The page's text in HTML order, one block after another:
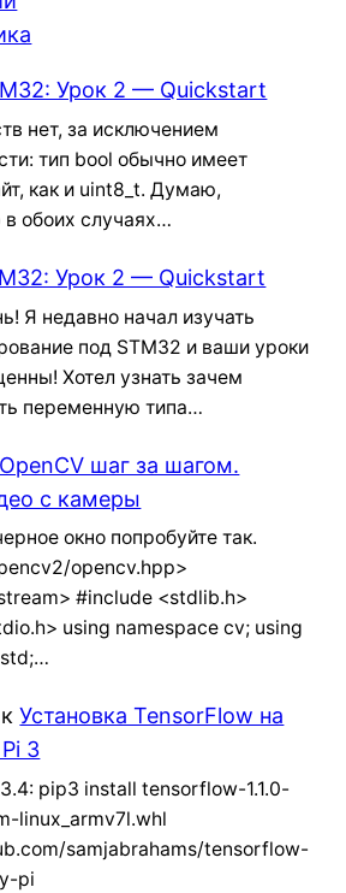
Урок 2 — Quickstart
нет, за исключением
тип bool обычно имеет
как и uint8_t. Думаю,
в обоих случаях…
Урок 2 — Quickstart
Я недавно начал изучать
под STM32 и ваши уроки
Хотел узнать зачем
переменную типа…
шаг за шагом.
с камеры
окно попробуйте так.
opencv.hpp>
#include <stdlib.h>
using namespace cv; using
кУстановка TensorFlow на
3
pip3 install tensorflow-1.1.0-
linux_armv7l.whl
samjabrahams/tensorflow-
pi